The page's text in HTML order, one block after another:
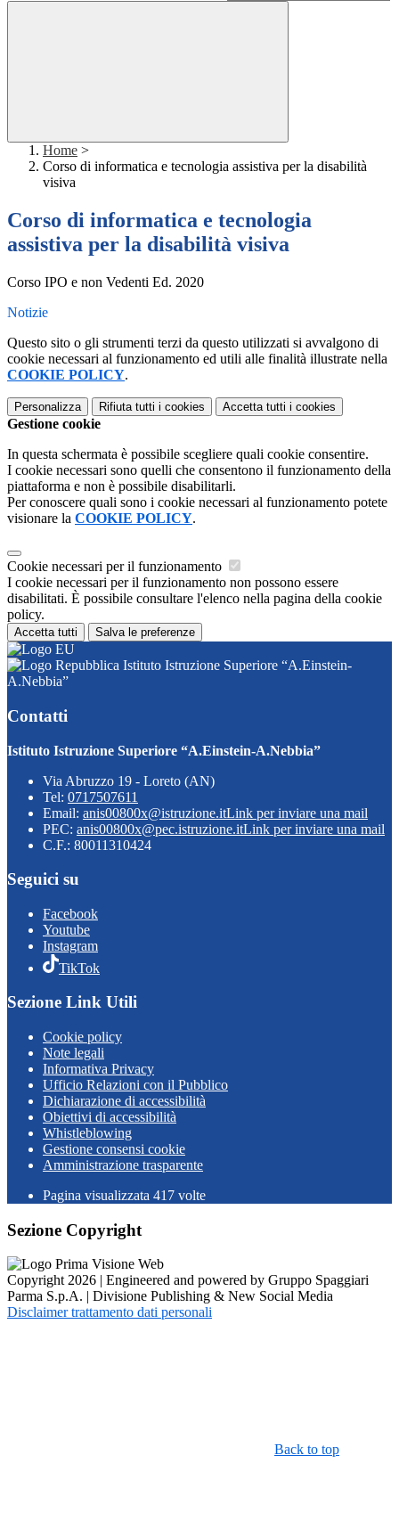
Home >
Corso di informatica e tecnologia assistiva per la disabilità
visiva
Corso di informatica e tecnologia
assistiva per la disabilità visiva
Corso IPO e non Vedenti Ed. 2020
Notizie
Questo sito o gli strumenti terzi da questo utilizzati si avvalgono di
cookie necessari al funzionamento ed utili alle finalità illustrate nella
COOKIE POLICY.
Personalizza Rifiuta tutti i cookies Accetta tutti i cookies
Gestione cookie
In questa schermata è possibile scegliere quali cookie consentire.
I cookie necessari sono quelli che consentono il funzionamento della
piattaforma e non è possibile disabilitarli.
Per conoscere quali sono i cookie necessari al funzionamento potete
visionare la COOKIE POLICY.
Cookie necessari per il funzionamento
I cookie necessari per il funzionamento non possono essere
disabilitati. È possibile consultare l'elenco nella pagina della cookie
policy.
Accetta tutti Salva le preferenze
Istituto Istruzione Superiore “A.Einstein-
A.Nebbia”
Contatti
Istituto Istruzione Superiore “A.Einstein-A.Nebbia”
Via Abruzzo 19 - Loreto (AN)
Tel: 0717507611
Email: anis00800x@istruzione.itLink per inviare una mail
PEC: anis00800x@pec.istruzione.itLink per inviare una mail
C.F.: 80011310424
Seguici su
Facebook
Youtube
Instagram
TikTok
Sezione Link Utili
Cookie policy
Note legali
Informativa Privacy
Ufficio Relazioni con il Pubblico
Dichiarazione di accessibilità
Obiettivi di accessibilità
Whistleblowing
Gestione consensi cookie
Amministrazione trasparente
Pagina visualizzata 417 volte
Sezione Copyright
Copyright 2026 | Engineered and powered by Gruppo Spaggiari
Parma S.p.A. | Divisione Publishing & New Social Media
Disclaimer trattamento dati personali
Back to top